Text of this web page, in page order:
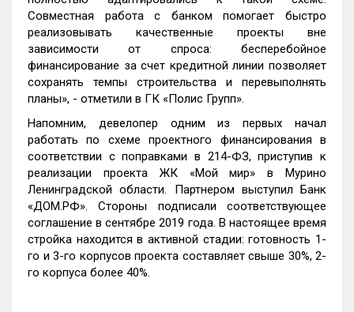
Совместная работа с банком помогает быстро
реализовывать качественные проекты вне
зависимости от спроса: бесперебойное
финансирование за счет кредитной линии позволяет
сохранять темпы строительства и перевыполнять
планы», - отметили в ГК «Полис Групп».
Напомним, девелопер одним из первых начал
работать по схеме проектного финансирования в
соответствии с поправками в 214-ФЗ, приступив к
реализации проекта ЖК «Мой мир» в Мурино
Ленинградской области. Партнером выступил Банк
«ДОМ.РФ». Стороны подписали соответствующее
соглашение в сентябре 2019 года. В настоящее время
стройка находится в активной стадии: готовность 1-
го и 3-го корпусов проекта составляет свыше 30%, 2-
го корпуса более 40%.